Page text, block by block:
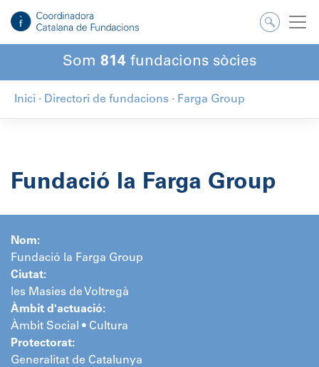
contingut
Som 814 fundacions sòcies
Inici · Directori de fundacions · Farga Group
Fundació la Farga Group
Nom:
Fundació la Farga Group
Ciutat:
les Masies de Voltregà
Àmbit d'actuació:
Àmbit Social • Cultura
Protectorat:
Generalitat de Catalunya